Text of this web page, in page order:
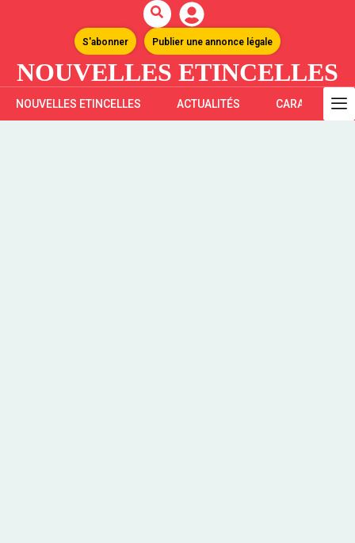
S'abonner Publier une annonce légale
NOUVELLES ETINCELLES
NOUVELLES ETINCELLES ACTUALITÉS CARAÏBES